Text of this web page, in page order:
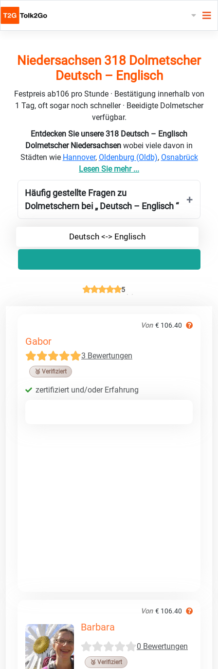
Niedersachsen 318 Dolmetscher
Deutsch – Englisch
Festpreis ab106 pro Stunde · Bestätigung innerhalb von
1 Tag, oft sogar noch schneller · Beeidigte Dolmetscher
verfügbar.
Entdecken Sie unsere 318 Deutsch – Englisch
Dolmetscher Niedersachsen wobei viele davon in
Städten wie Hannover, Oldenburg (Oldb), Osnabrück
Lesen Sie mehr ...
Häufig gestellte Fragen zu
Dolmetschern bei „ Deutsch – Englisch “
Deutsch <-> Englisch
5
Von € 106.40
Gabor
3 Bewertungen
🥉 Verifiziert
zertifiziert und/oder Erfahrung
Von € 106.40
Barbara
0 Bewertungen
🥉 Verifiziert